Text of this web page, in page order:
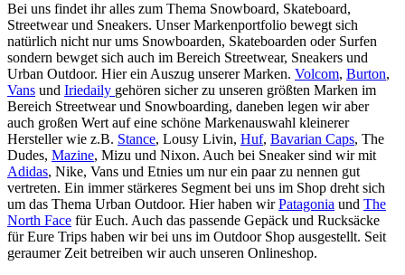
Bei uns findet ihr alles zum Thema Snowboard, Skateboard,
Streetwear und Sneakers. Unser Markenportfolio bewegt sich
natürlich nicht nur ums Snowboarden, Skateboarden oder Surfen
sondern bewget sich auch im Bereich Streetwear, Sneakers und
Urban Outdoor. Hier ein Auszug unserer Marken. Volcom, Burton,
Vans und Iriedaily gehören sicher zu unseren größten Marken im
Bereich Streetwear und Snowboarding, daneben legen wir aber
auch großen Wert auf eine schöne Markenauswahl kleinerer
Hersteller wie z.B. Stance, Lousy Livin, Huf, Bavarian Caps, The
Dudes, Mazine, Mizu und Nixon. Auch bei Sneaker sind wir mit
Adidas, Nike, Vans und Etnies um nur ein paar zu nennen gut
vertreten. Ein immer stärkeres Segment bei uns im Shop dreht sich
um das Thema Urban Outdoor. Hier haben wirPatagonia und The
North Face für Euch. Auch das passende Gepäck und Rucksäcke
für Eure Trips haben wir bei uns im Outdoor Shop ausgestellt. Seit
geraumer Zeit betreiben wir auch unseren Onlineshop.